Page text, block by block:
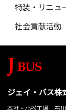
特装・リニュ
社会貢献活動
ジェイ・バス株
本社・小松工場 石